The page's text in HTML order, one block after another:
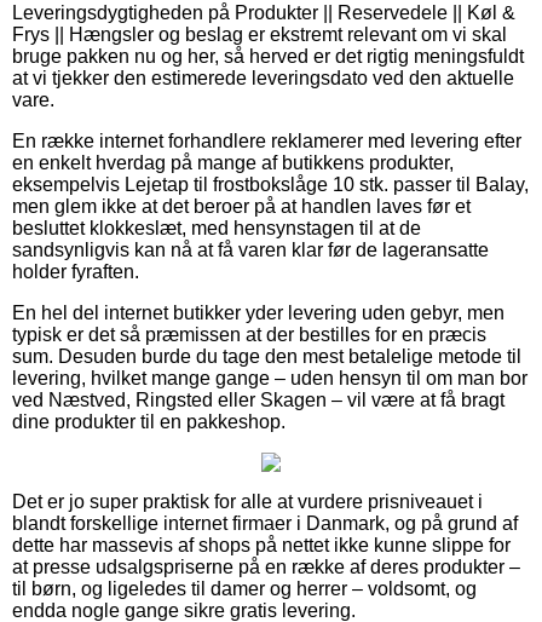
Leveringsdygtigheden på Produkter || Reservedele || Køl &
Frys || Hængsler og beslag er ekstremt relevant om vi skal
bruge pakken nu og her, så herved er det rigtig meningsfuldt
at vi tjekker den estimerede leveringsdato ved den aktuelle
vare.
En række internet forhandlere reklamerer med levering efter
en enkelt hverdag på mange af butikkens produkter,
eksempelvis Lejetap til frostbokslåge 10 stk. passer til Balay,
men glem ikke at det beroer på at handlen laves før et
besluttet klokkeslæt, med hensynstagen til at de
sandsynligvis kan nå at få varen klar før de lageransatte
holder fyraften.
En hel del internet butikker yder levering uden gebyr, men
typisk er det så præmissen at der bestilles for en præcis
sum. Desuden burde du tage den mest betalelige metode til
levering, hvilket mange gange – uden hensyn til om man bor
ved Næstved, Ringsted eller Skagen – vil være at få bragt
dine produkter til en pakkeshop.
Det er jo super praktisk for alle at vurdere prisniveauet i
blandt forskellige internet firmaer i Danmark, og på grund af
dette har massevis af shops på nettet ikke kunne slippe for
at presse udsalgspriserne på en række af deres produkter –
til børn, og ligeledes til damer og herrer – voldsomt, og
endda nogle gange sikre gratis levering.